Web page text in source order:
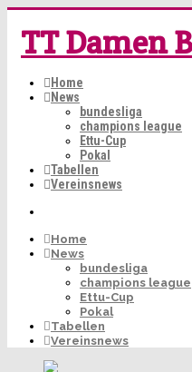
TT Damen
Home
News
bundesliga
champions league
Ettu-Cup
Pokal
Tabellen
Vereinsnews
Home
News
bundesliga
champions league
Ettu-Cup
Pokal
Tabellen
Vereinsnews